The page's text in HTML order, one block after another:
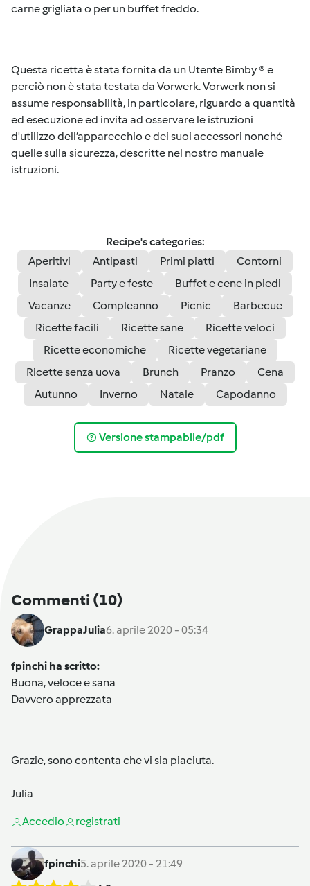
carne grigliata o per un buffet freddo.
Questa ricetta è stata fornita da un Utente Bimby ® e
perciò non è stata testata da Vorwerk. Vorwerk non si
assume responsabilità, in particolare, riguardo a quantità
ed esecuzione ed invita ad osservare le istruzioni
d'utilizzo dell’apparecchio e dei suoi accessori nonché
quelle sulla sicurezza, descritte nel nostro manuale
istruzioni.
Recipe's categories:
Aperitivi
Antipasti Primi piatti
Contorni
Insalate
Party e feste
Buffet e cene in piedi
Vacanze
Compleanno Picnic
Barbecue
Ricette facili
Ricette sane
Ricette veloci
Ricette economiche
Ricette vegetariane
Ricette senza uova
Brunch Pranzo
Cena
Autunno
Inverno Natale Capodanno
Versione stampabile/pdf
Commenti (10)
GrappaJulia6. aprile 2020 - 05:34
fpinchi ha scritto:
Buona, veloce e sana
Davvero apprezzata
Grazie, sono contenta che vi sia piaciuta.
Julia
Accedio registrati
fpinchi5. aprile 2020 - 21:49